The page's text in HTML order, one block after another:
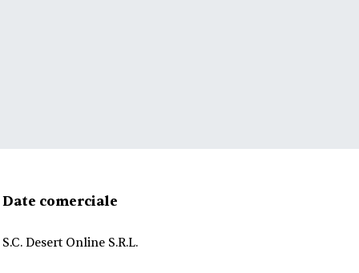
Date comerciale
S.C. Desert Online S.R.L.